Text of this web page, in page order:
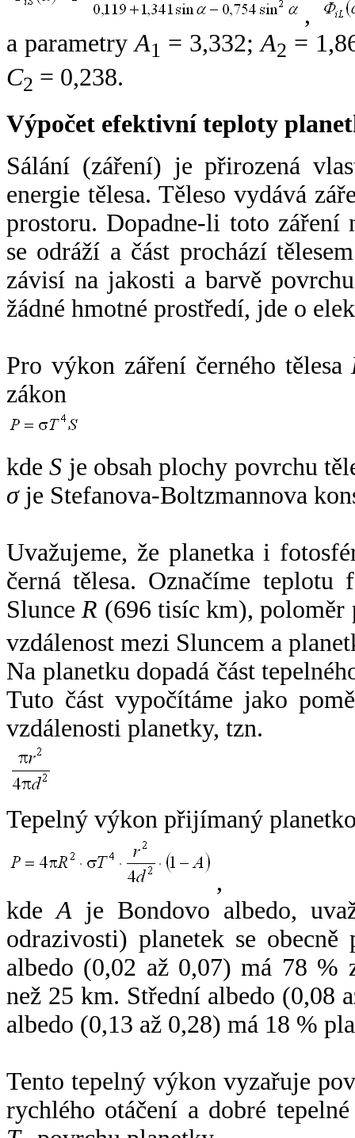
,
a parametryA1 = 3,332;A2 =
C2 = 0,238.
Výpočet efektivní teploty
Sálání (záření) je přirozená
energie tělesa. Těleso vydává
prostoru. Dopadne-li toto záření
se odráží a část prochází
závisí na jakosti a barvě
žádné hmotné prostředí, jde o
Pro výkon záření černého tělesa
zákon
kdeS je obsah plochy povrchu
σje Stefanova-Boltzmannova
Uvažujeme, že planetka i
černá tělesa. Označíme
SlunceR (696 tisíc km),
vzdálenost mezi Sluncem a
Na planetku dopadá část
Tuto část vypočítáme jako
vzdálenosti planetky, tzn.
Tepelný výkon přijímaný
,
kdeA je Bondovo albedo,
odrazivosti) planetek se
albedo (0,02 až 0,07) má 78 %
než 25 km. Střední albedo (0,08
albedo (0,13 až 0,28) má 18 %
Tento tepelný výkon vyzařuje
rychlého otáčení a dobré